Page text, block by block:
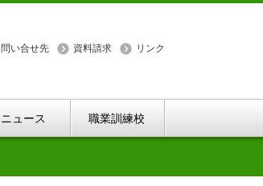
い合せ先 資料請求 リンク
ニュース 職業訓練校